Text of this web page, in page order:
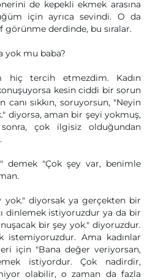
de kepekli ekmek arasına
için ayrıca sevindi. O da
görünme derdinde, bu sıralar.
yok mu baba?
hiç tercih etmezdim. Kadın
kesin ciddi bir sorun
canı sıkkın, soruyorsun, "Neyin
diyorsa, aman bir şeyi yokmuş,
çok ilgisiz olduğundan
demek "Çok şey var, benimle
yok." diyorsak ya gerçekten bir
dinlemek istiyoruzdur ya da bir
bir şey yok." diyoruzdur.
istemiyoruzdur. Ama kadınlar
için "Bana değer veriyorsan,
istiyordur. Çok nadirdir,
olabilir, o zaman da fazla